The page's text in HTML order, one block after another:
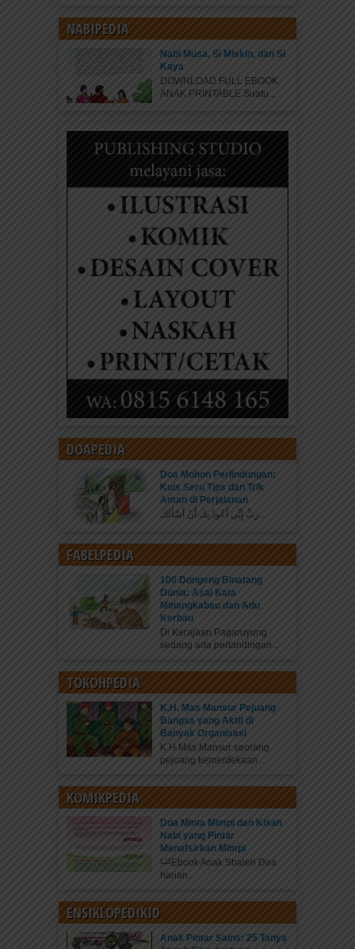
NABIPEDIA
Nabi Musa, Si Miskin, dan Si
Kaya
DOWNLOAD FULL EBOOK
ANAK PRINTABLE Suatu...
DOAPEDIA
Doa Mohon Perlindungan:
Kuis Seru Tips dan Trik
Aman di Perjalanan
رَبِّ إِنِّي أَعُوذُ بِكَ أَنْ أَسْأَلَكَ...
FABELPEDIA
100 Dongeng Binatang
Dunia: Asal Kata
Minangkabau dan Adu
Kerbau
Di Kerajaan Pagaruyung
sedang ada pertandingan...
TOKOHPEDIA
K.H. Mas Mansur Pejuang
Bangsa yang Aktif di
Banyak Organisasi
K.H Mas Mansur seorang
pejuang kemerdekaan...
KOMIKPEDIA
Doa Minta Mimpi dan Kisah
Nabi yang Pintar
Menafsirkan Mimpi
Ebook Anak Shaleh Doa
harian...
ENSIKLOPEDIKID
Anak Pintar Sains: 25 Tanya